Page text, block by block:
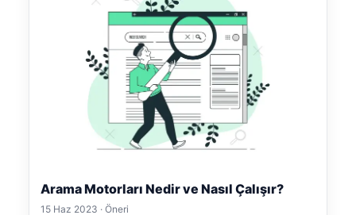
Arama Motorları Nedir ve Nasıl Çalışır?
15 Haz 2023 · Öneri